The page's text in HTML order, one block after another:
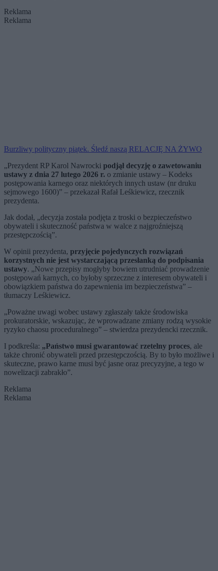
Reklama
Reklama
Burzliwy polityczny piątek. Śledź naszą RELACJĘ NA ŻYWO
„Prezydent RP Karol Nawrocki podjął decyzję o zawetowaniu
ustawy z dnia 27 lutego 2026 r. o zmianie ustawy – Kodeks
postępowania karnego oraz niektórych innych ustaw (nr druku
sejmowego 1600)” – przekazał Rafał Leśkiewicz, rzecznik
prezydenta.
Jak dodał, „decyzja została podjęta z troski o bezpieczeństwo
obywateli i skuteczność państwa w walce z najgroźniejszą
przestępczością”.
W opinii prezydenta, przyjęcie pojedynczych rozwiązań
korzystnych nie jest wystarczającą przesłanką do podpisania
ustawy. „Nowe przepisy mogłyby bowiem utrudniać prowadzenie
postępowań karnych, co byłoby sprzeczne z interesem obywateli i
obowiązkiem państwa do zapewnienia im bezpieczeństwa” –
tłumaczy Leśkiewicz.
„Poważne uwagi wobec ustawy zgłaszały także środowiska
prokuratorskie, wskazując, że wprowadzane zmiany rodzą wysokie
ryzyko chaosu proceduralnego” – stwierdza prezydencki rzecznik.
I podkreśla: „Państwo musi gwarantować rzetelny proces, ale
także chronić obywateli przed przestępczością. By to było możliwe i
skuteczne, prawo karne musi być jasne oraz precyzyjne, a tego w
nowelizacji zabrakło”.
Reklama
Reklama